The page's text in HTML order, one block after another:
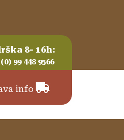
8- 16h:
99 448 9566
info